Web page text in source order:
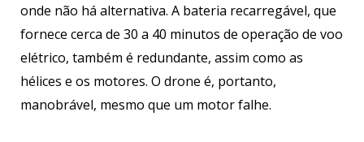
onde não há alternativa. A bateria recarregável, que
fornece cerca de 30 a 40 minutos de operação de voo
elétrico, também é redundante, assim como as
hélices e os motores. O drone é, portanto,
manobrável, mesmo que um motor falhe.